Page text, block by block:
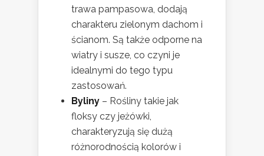
trawa pampasowa, dodają
charakteru zielonym dachom i
ścianom. Są także odporne na
wiatry i susze, co czyni je
idealnymi do tego typu
zastosowań.
Byliny – Rośliny takie jak
floksy czy jeżówki,
charakteryzują się dużą
różnorodnością kolorów i